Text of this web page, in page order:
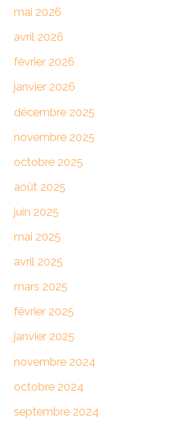
mai 2026
avril 2026
février 2026
janvier 2026
décembre 2025
novembre 2025
octobre 2025
août 2025
juin 2025
mai 2025
avril 2025
mars 2025
février 2025
janvier 2025
novembre 2024
octobre 2024
septembre 2024